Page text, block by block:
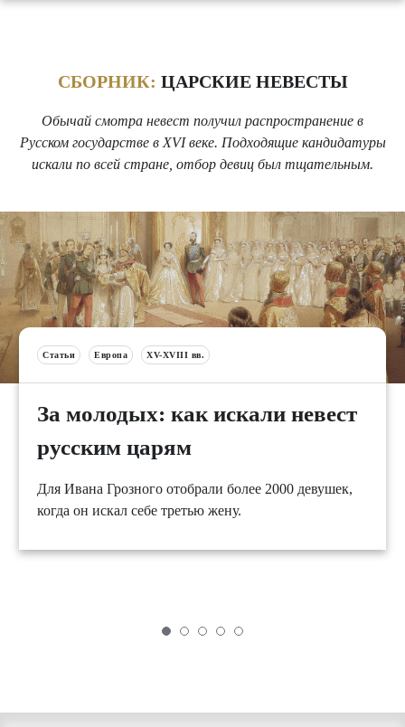
СБОРНИК: ЦАРСКИЕ НЕВЕСТЫ
Обычай смотра невест получил распространение в
Русском государстве в XVI веке. Подходящие кандидатуры
искали по всей стране, отбор девиц был тщательным.
Статьи Европа XV-XVIII вв.
За молодых: как искали невест
русским царям
Для Ивана Грозного отобрали более 2000 девушек,
когда он искал себе третью жену.